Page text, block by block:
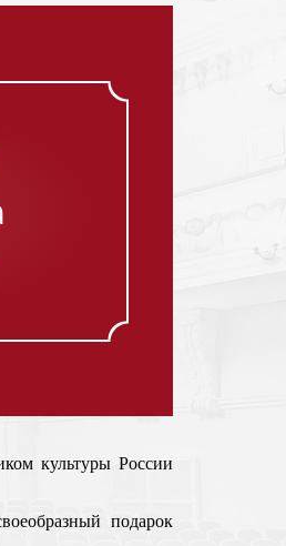
культуры России
подарок